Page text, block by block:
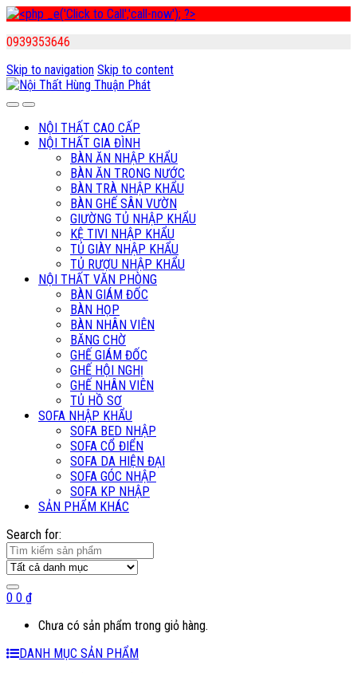
0939353646
Skip to navigation Skip to content
NỘI THẤT CAO CẤP
NỘI THẤT GIA ĐÌNH
BÀN ĂN NHẬP KHẨU
BÀN ĂN TRONG NƯỚC
BÀN TRÀ NHẬP KHẨU
BÀN GHẾ SÂN VƯỜN
GIƯỜNG TỦ NHẬP KHẨU
KỆ TIVI NHẬP KHẨU
TỦ GIÀY NHẬP KHẨU
TỦ RƯỢU NHẬP KHẨU
NỘI THẤT VĂN PHÒNG
BÀN GIÁM ĐỐC
BÀN HỌP
BÀN NHÂN VIÊN
BĂNG CHỜ
GHẾ GIÁM ĐỐC
GHẾ HỘI NGHỊ
GHẾ NHÂN VIÊN
TỦ HỒ SƠ
SOFA NHẬP KHẨU
SOFA BED NHẬP
SOFA CỔ ĐIỂN
SOFA DA HIỆN ĐẠI
SOFA GÓC NHẬP
SOFA KP NHẬP
SẢN PHẨM KHÁC
Search for:
0 0 ₫
Chưa có sản phẩm trong giỏ hàng.
DANH MỤC SẢN PHẨM